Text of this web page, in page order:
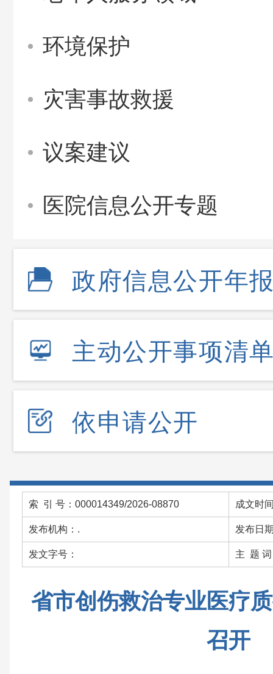
环境保护
灾害事故救援
议案建议
医院信息公开专题
政府信息公开年
主动公开事项清
依申请公开
索 引 号：000014349/2026-08870 成文时
发布机构：. 发布日
发文字号： 主 题 词
省市创伤救治专业医疗
召开